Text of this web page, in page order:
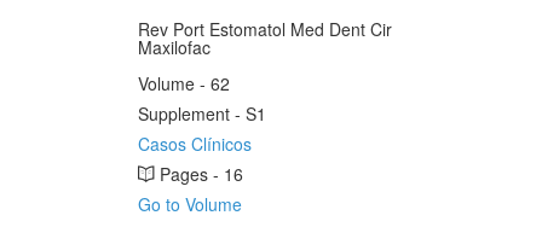
Rev Port Estomatol Med Dent Cir
Maxilofac
Volume - 62
Supplement - S1
Casos Clínicos
Pages - 16
Go to Volume